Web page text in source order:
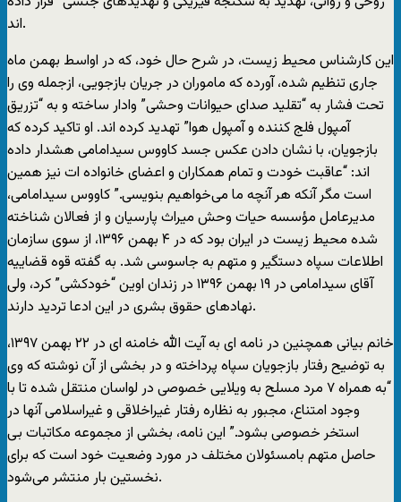
اند.
این کارشناس محیط زیست، در شرح حال خود، که در اواسط بهمن ماه
جاری تنظیم شده، آورده که ماموران در جریان بازجویی، ازجمله وی را
تحت فشار به “تقلید صدای حیوانات وحشی” وادار ساخته و به “تزریق
آمپول فلج کننده و آمپول هوا” تهدید کرده اند. او تاکید کرده که
بازجویان، با نشان دادن عکس جسد کاووس سیدامامی هشدار داده
اند: “عاقبت خودت و تمام همکاران و اعضای خانواده ات نیز همین
است مگر آنکه هر آنچه ما می‌خواهیم بنویسی.” کاووس سیدامامی،
مدیرعامل مؤسسه حیات وحش میراث پارسیان و از فعالان شناخته
شده محیط زیست در ایران بود که در ۴ بهمن ۱۳۹۶، از سوی سازمان
اطلاعات سپاه دستگیر و متهم به جاسوسی شد. به گفته قوه قضاییه
آقای سیدامامی در ۱۹ بهمن ۱۳۹۶ در زندان اوین “خودکشی” کرد، ولی
نهادهای حقوق بشری در این ادعا تردید دارند.
خانم بیانی همچنین در نامه ای به آیت الله خامنه ای در ۲۲ بهمن ۱۳۹۷،
به توضیح رفتار بازجویان سپاه پرداخته و در بخشی از آن نوشته که وی
“به همراه ۷ مرد مسلح به ویلایی خصوصی در لواسان منتقل شده تا با
وجود امتناع، مجبور به نظاره رفتار غیراخلاقی و غیراسلامی آنها در
استخر خصوصی بشود.” این نامه، بخشی از مجموعه مکاتبات بی
حاصل متهم بامسئولان مختلف در مورد وضعیت خود است که برای
نخستین بار منتشر می‌شود.